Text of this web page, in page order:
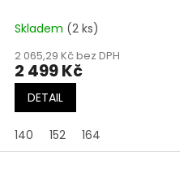
Skladem (2 ks)
2 065,29 Kč bez DPH
2 499 Kč
DETAIL
140 152 164